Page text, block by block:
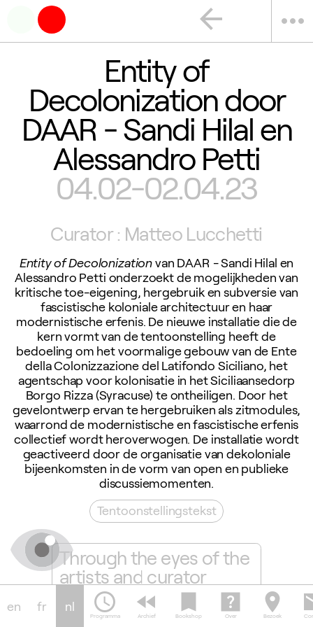
more_horiz
arrow_back
Entity of
Decolonization door
DAAR - Sandi Hilal en
Alessandro Petti
04.02-02.04.23
Curator : Matteo Lucchetti
Entity of Decolonizationvan DAAR - Sandi Hilal en
Alessandro Petti onderzoekt de mogelijkheden van
kritische toe-eigening, hergebruik en subversie van
fascistische koloniale architectuur en haar
modernistische erfenis. De nieuwe installatie die de
kern vormt van de tentoonstelling heeft de
bedoeling om het voormalige gebouw van de Ente
della Colonizzazione del Latifondo Siciliano, het
agentschap voor kolonisatie in het Siciliaansedorp
Borgo Rizza (Syracuse) te ontheiligen. Door het
gevelontwerp ervan te hergebruiken als zitmodules,
waarrond de modernistische en fascistische erfenis
collectief wordt heroverwogen. De installatie wordt
geactiveerd door de organisatie van dekoloniale
bijeenkomsten in de vorm van open en publieke
discussiemomenten.
Tentoonstellingstekst
Through the eyes of the
artists and curator
en fr nl schedule
Programma
fast_rewind
Archief
bookmark
Bookshop
help_center
Over
location_on
Bezoek